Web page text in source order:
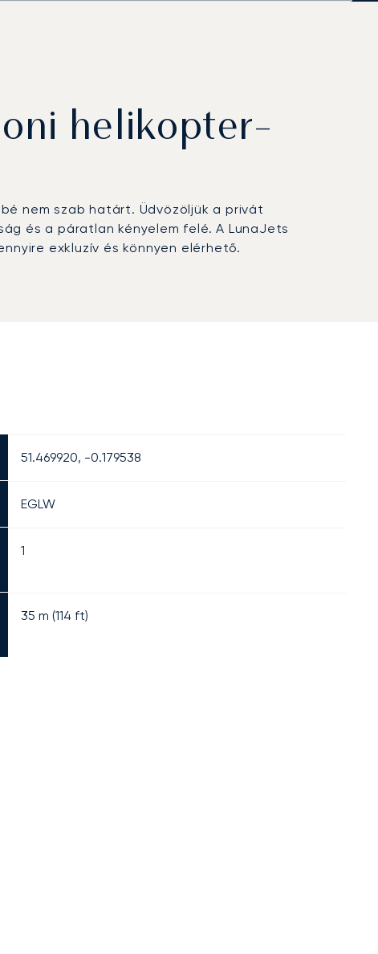
helikopter-
nem szab határt. Üdvözöljük a privát
és a páratlan kényelem felé. A LunaJets
exkluzív és könnyen elérhető.
51.469920, -0.179538
EGLW
1
35 m (114 ft)